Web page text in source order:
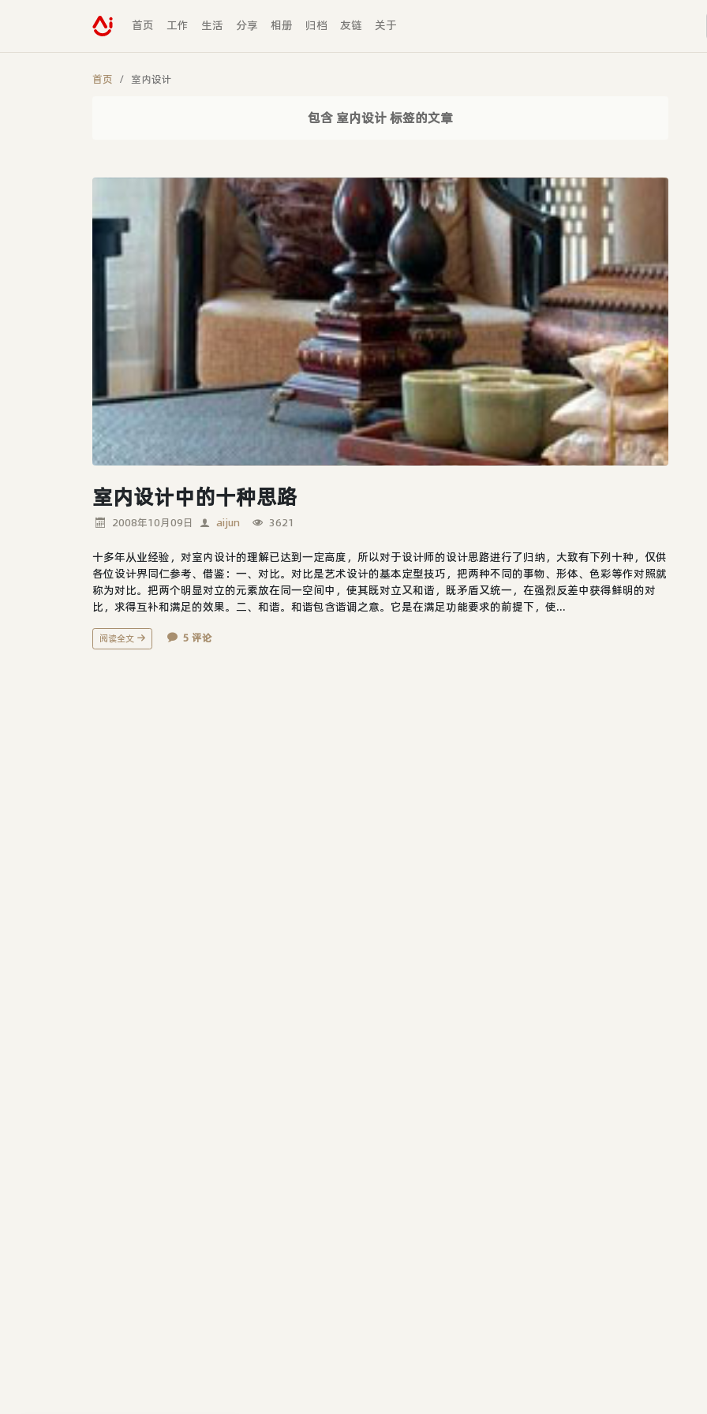
首页 工作 生活 分享 相册 归档 友链 关于
首页 室内设计
包含 室内设计 标签的文章
室内设计中的十种思路
2008年10月09日 aijun 3621
十多年从业经验，对室内设计的理解已达到一定高度，所以对于设计师的设计思路进行了归纳，大致有下列十种，仅供
各位设计界同仁参考、借鉴：一、对比。对比是艺术设计的基本定型技巧，把两种不同的事物、形体、色彩等作对照就
称为对比。把两个明显对立的元素放在同一空间中，使其既对立又和谐，既矛盾又统一，在强烈反差中获得鲜明的对
比，求得互补和满足的效果。二、和谐。和谐包含谐调之意。它是在满足功能要求的前提下，使...
阅读全文 5 评论